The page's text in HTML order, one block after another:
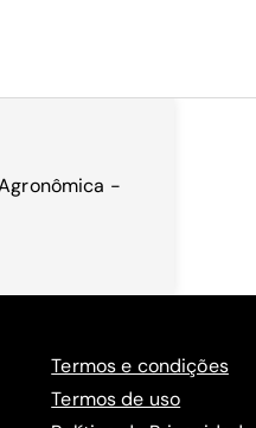
-
Termos e condições
Termos de uso